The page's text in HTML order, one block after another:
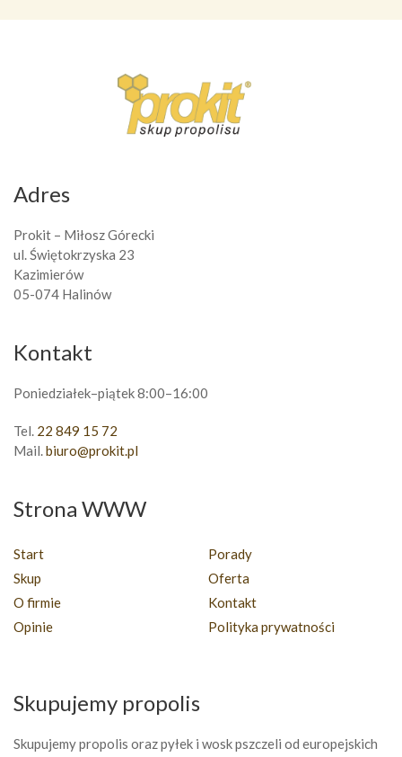
Adres
Prokit – Miłosz Górecki
ul. Świętokrzyska 23
Kazimierów
05-074 Halinów
Kontakt
Poniedziałek–piątek 8:00–16:00
Tel. 22 849 15 72
Mail.biuro@prokit.pl
Strona WWW
Start
Skup
O firmie
Opinie
Porady
Oferta
Kontakt
Polityka prywatności
Skupujemy propolis
Skupujemy propolis oraz pyłek i wosk pszczeli od europejskich